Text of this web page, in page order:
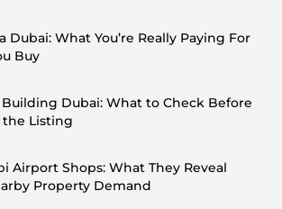
Dubai: What You’re Really Paying For
Buy
Dubai: What to Check Before
the Listing
Airport Shops: What They Reveal
Property Demand